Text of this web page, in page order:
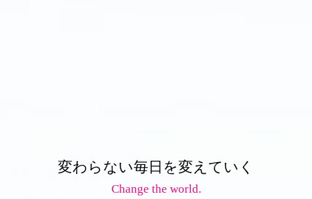
変わらない毎日を変えていく
Change the world.